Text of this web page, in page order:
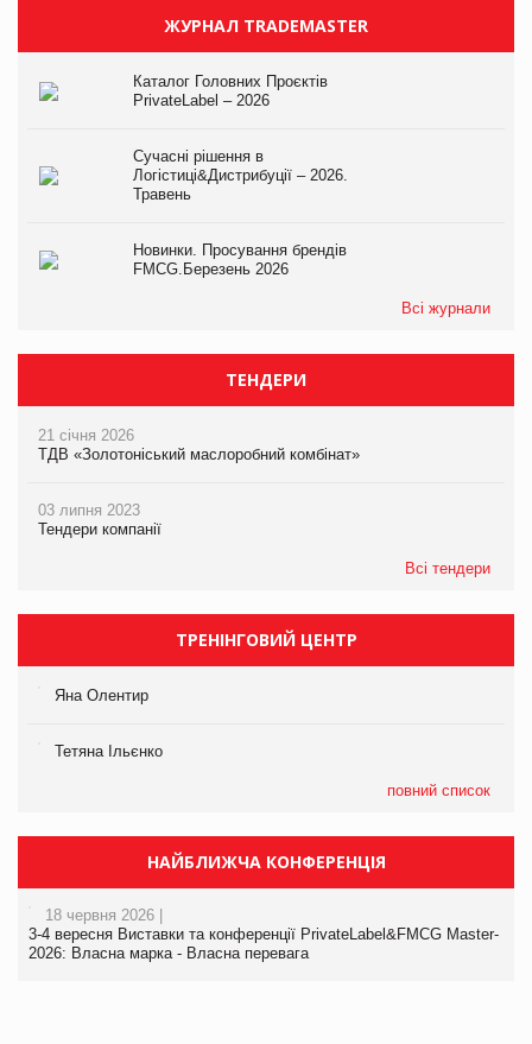
ЖУРНАЛ TRADEMASTER
Каталог Головних Проєктів
PrivateLabel – 2026
Сучасні рішення в
Логістиці&Дистрибуції – 2026.
Травень
Новинки. Просування брендів
FMCG.Березень 2026
Всі журнали
ТЕНДЕРИ
21 січня 2026
ТДВ «Золотоніський маслоробний комбінат»
03 липня 2023
Тендери компанії
Всі тендери
ТРЕНІНГОВИЙ ЦЕНТР
Яна Олентир
Тетяна Ільєнко
повний список
НАЙБЛИЖЧА КОНФЕРЕНЦІЯ
18 червня 2026 |
3-4 вересня Виставки та конференції PrivateLabel&FMCG Master-
2026: Власна марка - Власна перевага